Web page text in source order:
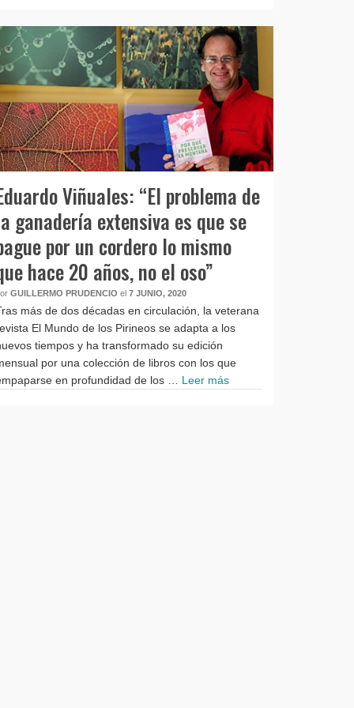
Viñuales: “El problema de
ganadería extensiva es que se
por un cordero lo mismo
hace 20 años, no el oso”
GUILLERMO PRUDENCIO el7 JUNIO, 2020
más de dos décadas en circulación, la veterana
El Mundo de los Pirineos se adapta a los
tiempos y ha transformado su edición
por una colección de libros con los que
en profundidad de los … Leer más